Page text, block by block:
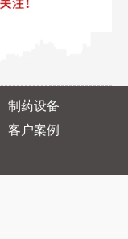
制药设备
客户案例